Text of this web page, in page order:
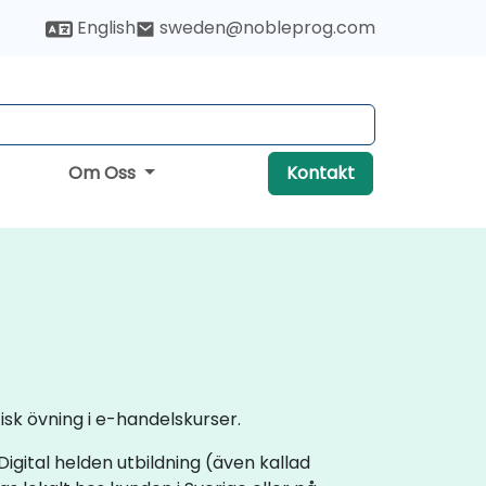
English sweden@nobleprog.com
Om Oss Kontakt
övning i e-handelskurser.
helden utbildning (även kallad